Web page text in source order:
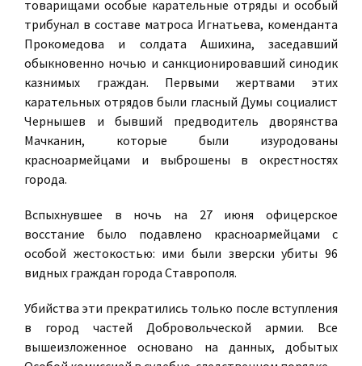
товарищами особые карательные отряды и особый
трибунал в составе матроса Игнатьева, коменданта
Прокомедова и солдата Ашихина, заседавший
обыкновенно ночью и санкционировавший синодик
казнимых граждан. Первыми жертвами этих
карательных отрядов были гласный Думы социалист
Чернышев и бывший предводитель дворянства
Мачканин, которые были изуродованы
красноармейцами и выброшены в окрестностях
города.
Вспыхнувшее в ночь на 27 июня офицерское
восстание было подавлено красноармейцами с
особой жестокостью: ими были зверски убиты 96
видных граждан города Ставрополя.
Убийства эти прекратились только после вступления
в город частей Добровольческой армии. Все
вышеизложенное основано на данных, добытых